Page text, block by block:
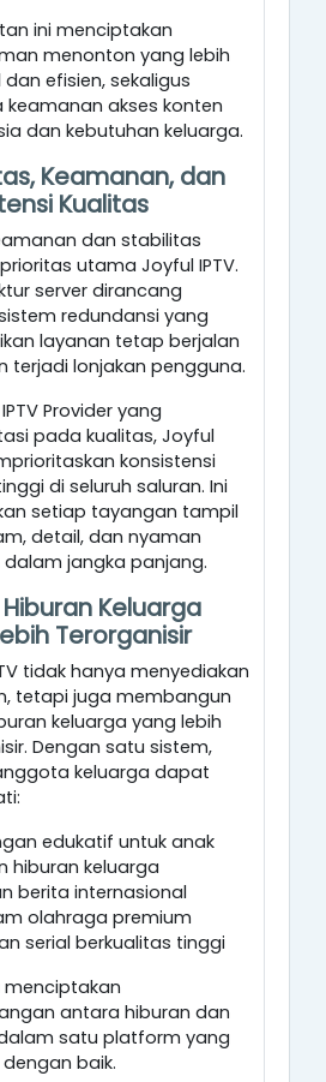
ini menciptakan
menonton yang lebih
efisien, sekaligus
keamanan akses konten
dan kebutuhan keluarga.
Keamanan, dan
Kualitas
dan stabilitas
utama Joyful IPTV.
server dirancang
redundansi yang
layanan tetap berjalan
terjadi lonjakan pengguna.
Provider yang
pada kualitas, Joyful
konsistensi
di seluruh saluran. Ini
setiap tayangan tampil
detail, dan nyaman
jangka panjang.
Keluarga
Terorganisir
tidak hanya menyediakan
tetapi juga membangun
keluarga yang lebih
Dengan satu sistem,
keluarga dapat
edukatif untuk anak
hiburan keluarga
berita internasional
olahraga premium
serial berkualitas tinggi
menciptakan
antara hiburan dan
satu platform yang
baik.